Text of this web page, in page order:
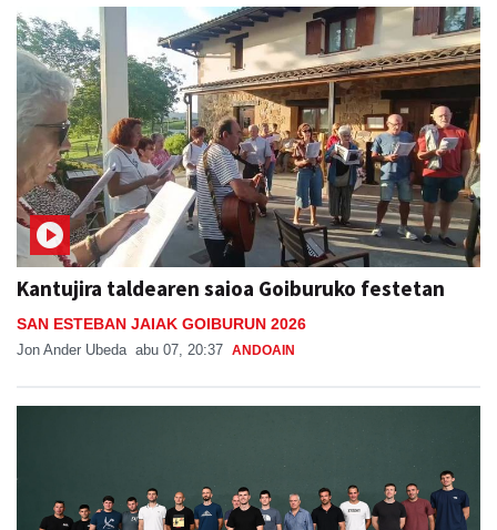
Kantujira taldearen saioa Goiburuko festetan
SAN ESTEBAN JAIAK GOIBURUN 2026
Jon Ander Ubeda abu 07, 20:37 ANDOAIN